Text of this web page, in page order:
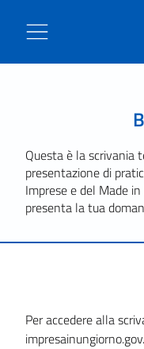
Questa è la scrivania
presentazione di
Imprese e del Made
presenta la tua
Per accedere alla